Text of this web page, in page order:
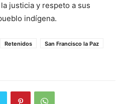
justicia y respeto a sus
indígena.
Retenidos
San Francisco la Paz